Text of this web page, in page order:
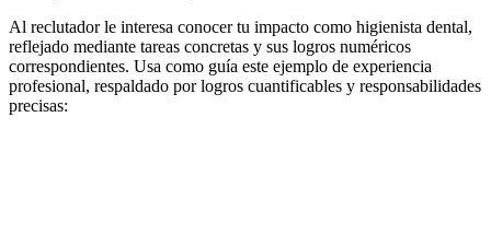
Al reclutador le interesa conocer tu impacto como higienista dental,
reflejado mediante tareas concretas y sus logros numéricos
correspondientes. Usa como guía este ejemplo de experiencia
profesional, respaldado por logros cuantificables y responsabilidades
precisas: